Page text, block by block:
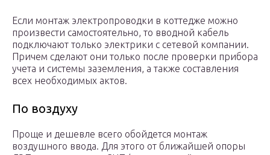
Если монтаж электропроводки в коттедже можно
произвести самостоятельно, то вводной кабель
подключают только электрики с сетевой компании.
Причем сделают они только после проверки прибора
учета и системы заземления, а также составления
всех необходимых актов.
По воздуху
Проще и дешевле всего обойдется монтаж
воздушного ввода. Для этого от ближайшей опоры